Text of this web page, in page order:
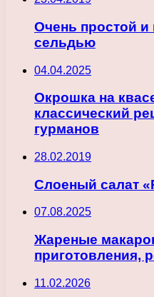
Очень простой и
сельдью
04.04.2025
Окрошка на
классический
гурманов
28.02.2019
Слоеный салат
07.08.2025
Жареные
приготовления,
11.02.2026